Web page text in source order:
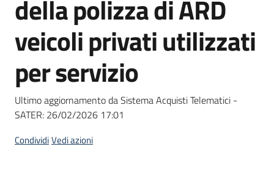
di
Supporto
Piattaforme
telematiche
della polizza di ARD
veicoli privati utilizzati
per servizio
Ultimo aggiornamento da Sistema Acquisti Telematici -
SATER: 26/02/2026 17:01
CondividiVedi azioni